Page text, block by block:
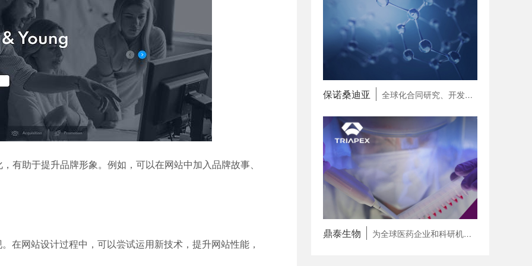
有助于提升品牌形象。例如，可以在网站中加入品牌故事、
在网站设计过程中，可以尝试运用新技术，提升网站性能，
保诺桑迪亚 全球化合同研究、开发和生产一体化合作伙伴（CRDMO）
鼎泰生物 为全球医药企业和科研机构提供专病领域 一站式研发赋能